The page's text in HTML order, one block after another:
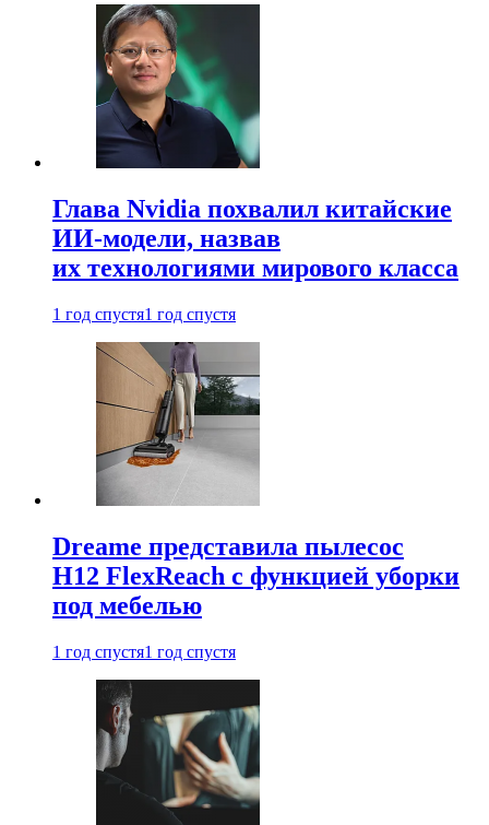
Глава Nvidia похвалил китайские
ИИ-модели, назвав
их технологиями мирового класса
1 год спустя1 год спустя
Dreame представила пылесос
H12 FlexReach с функцией уборки
под мебелью
1 год спустя1 год спустя